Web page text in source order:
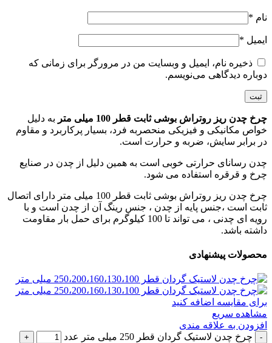
نام *
ایمیل *
ذخیره نام، ایمیل و وبسایت من در مرورگر برای زمانی که
دوباره دیدگاهی می‌نویسم.
چرخ چدن ریز روتراش بوشی ثابت قطر 100 میلی متر
به دلیل
خواص مکانیکی و فیزیکی منحصربه فرد، بسیار پرکاربرد و مقاوم
در برابر سایش، ضربه و حرارت است.
چدن رسانای حرارتی خوبی است به همین دلیل از چدن در صنایع
چرخ و قرقره استفاده می شود.
چرخ چدن ریز روتراش بوشی ثابت قطر 100 میلی متر دارای اتصال
ثابت است ،جنس پایه از چدن ، جنس رینگ آن از چدن است و با
رویه ای چدنی ، می تواند تا 100 کیلوگرم برای حمل بار مقاومت
داشته باشد.
محصولات پیشنهادی
برای مقایسه اضافه کنید
مشاهده سریع
افزودن به علاقه مندی
چرخ چدن لاستیک گردان قطر 250 میلی متر عدد